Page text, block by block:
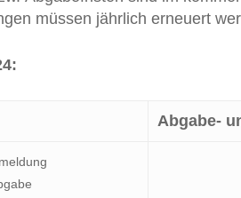
müssen jährlich erneuert
Abgabe-